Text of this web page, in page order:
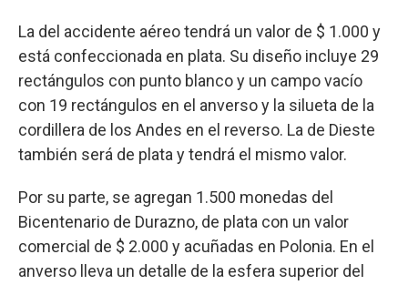
La del accidente aéreo tendrá un valor de $ 1.000 y
está confeccionada en plata. Su diseño incluye 29
rectángulos con punto blanco y un campo vacío
con 19 rectángulos en el anverso y la silueta de la
cordillera de los Andes en el reverso. La de Dieste
también será de plata y tendrá el mismo valor.
Por su parte, se agregan 1.500 monedas del
Bicentenario de Durazno, de plata con un valor
comercial de $ 2.000 y acuñadas en Polonia. En el
anverso lleva un detalle de la esfera superior del